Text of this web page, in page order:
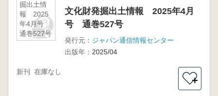
掘出土情
報 2025
年4月号
通巻527号
文化財発掘出土情報 2025年4月
号 通巻527号
発行元： ジャパン通信情報センター
出版年： 2025/04
新刊 在庫なし
＋